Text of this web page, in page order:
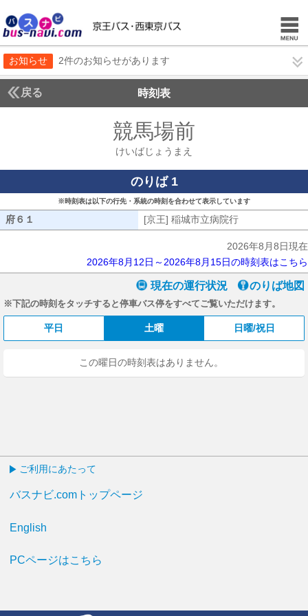
お知らせ 2件のお知らせがあります
戻る 時刻表
競馬場前
けいばじょうまえ
のりば 1
※時刻表は以下の行先・系統の時刻を合わせて表示しています
府６１ [京王] 稲城市立病院行
2026年8月8日現在
2026年8月12日～2026年8月15日の時刻表はこちら
現在の運行状況 のりば地図
※下記の時刻をタッチすると停車バス停をすべてご覧いただけます。
平日 土曜 日曜/祝日
この曜日の時刻表はありません。
ご利用にあたって
バスナビ.comトップページ
English
PCページはこちら